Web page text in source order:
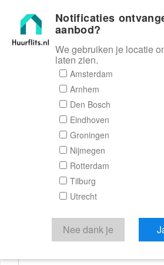
Huurflits
Verstuur je bericht
Door een bericht te sturen kom je
aanbieder of makelaar van de woning.
Notificaties
aanbod?
We gebruiken je locatie
laten zien.
Amsterdam
Arnhem
Den Bosch
Eindhoven
Groningen
Nijmegen
Rotterdam
Tilburg
Utrecht
Nee dank je